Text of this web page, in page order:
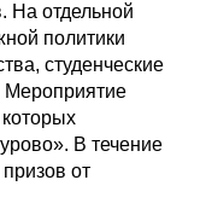
На отдельной
политики
студенческие
Мероприятие
В течение
от